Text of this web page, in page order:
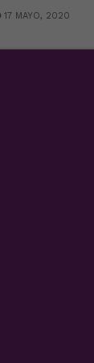
17 MAYO, 2020